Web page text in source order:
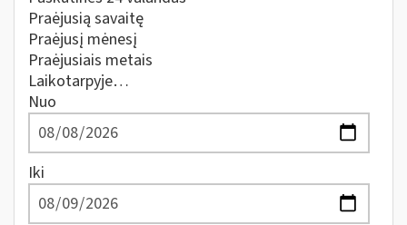
Praėjusią savaitę
Praėjusį mėnesį
Praėjusiais metais
Laikotarpyje…
Nuo
Iki